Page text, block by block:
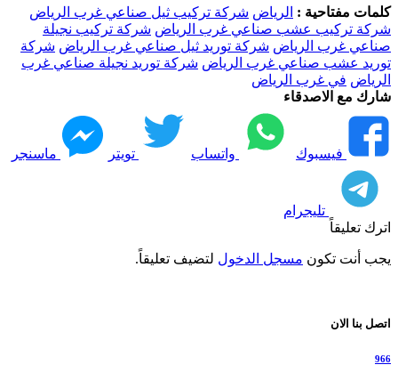
كلمات مفتاحية : الرياض شركة تركيب ثيل صناعي غرب الرياض
شركة تركيب عشب صناعي غرب الرياض شركة تركيب نجيلة
صناعي غرب الرياض شركة توريد ثيل صناعي غرب الرياض شركة
توريد عشب صناعي غرب الرياض شركة توريد نجيلة صناعي غرب
الرياض في غرب الرياض
شارك مع الاصدقاء
فيسبوك واتساب تويتر ماسنجر
تليجرام
اترك تعليقاً
يجب أنت تكون مسجل الدخول لتضيف تعليقاً.
اتصل بنا الان
966